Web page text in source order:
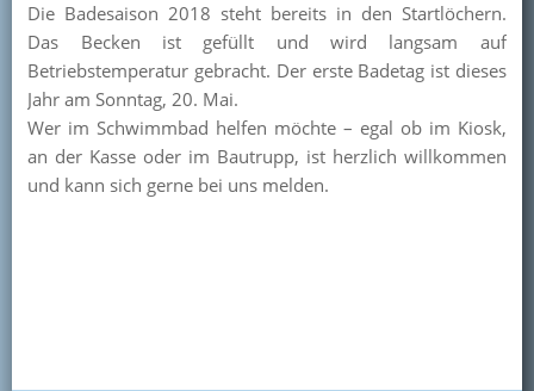
Die Badesaison 2018 steht bereits in den Startlöchern.
Das Becken ist gefüllt und wird langsam auf
Betriebstemperatur gebracht. Der erste Badetag ist dieses
Jahr am Sonntag, 20. Mai.
Wer im Schwimmbad helfen möchte – egal ob im Kiosk,
an der Kasse oder im Bautrupp, ist herzlich willkommen
und kann sich gerne bei uns melden.